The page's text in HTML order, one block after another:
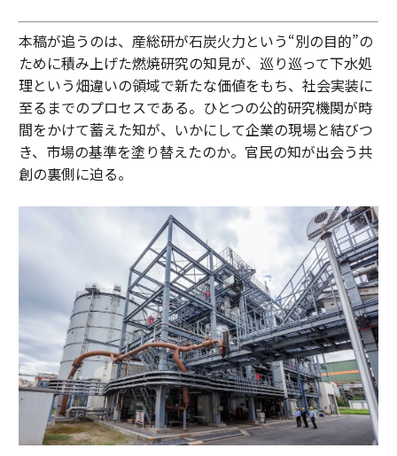
本稿が追うのは、産総研が石炭火力という“別の目的”の
ために積み上げた燃焼研究の知見が、巡り巡って下水処
理という畑違いの領域で新たな価値をもち、社会実装に
至るまでのプロセスである。ひとつの公的研究機関が時
間をかけて蓄えた知が、いかにして企業の現場と結びつ
き、市場の基準を塗り替えたのか。官民の知が出会う共
創の裏側に迫る。